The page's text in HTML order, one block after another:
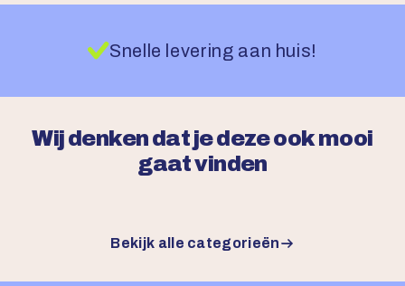
Snelle levering aan huis!
Wij denken dat je deze ook mooi
gaat vinden
Bekijk alle categorieën